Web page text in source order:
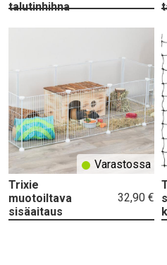
talutinhihna
Trixie
muotoiltava
sisäaitaus
32,90 €
Varastossa